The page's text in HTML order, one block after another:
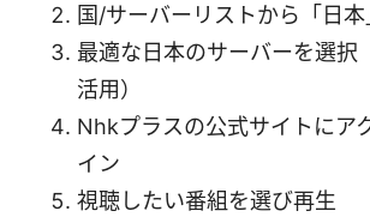
国/サーバーリストから「日
最適な日本のサーバーを選択
活用）
Nhkプラスの公式サイトにア
イン
視聴したい番組を選び再生